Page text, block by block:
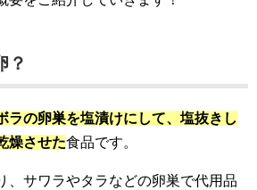
？
ラの卵巣を塩漬けにして、塩抜きし
燥させた食品です。
、サワラやタラなどの卵巣で代用品